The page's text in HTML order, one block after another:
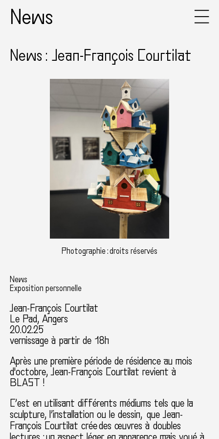
News
News : Jean-François Courtilat
Photographie : droits réservés
News
Exposition personnelle
Jean-François Courtilat
Le Pad, Angers
20.02.25
vernissage à partir de 18h
Après une première période de résidence au mois
d'octobre, Jean-François Courtilat revient à
BLAST !
C’est en utilisant différents médiums tels que la
sculpture, l’installation ou le dessin, que Jean-
François Courtilat crée des œuvres à doubles